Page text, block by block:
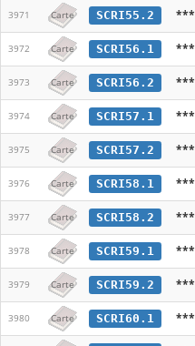
3971 Carte SCRI55.2 ***
3972 Carte SCRI56.1 ***
3973 Carte SCRI56.2 ***
3974 Carte SCRI57.1 ***
3975 Carte SCRI57.2 ***
3976 Carte SCRI58.1 ***
3977 Carte SCRI58.2 ***
3978 Carte SCRI59.1 ***
3979 Carte SCRI59.2 ***
3980 Carte SCRI60.1 ***